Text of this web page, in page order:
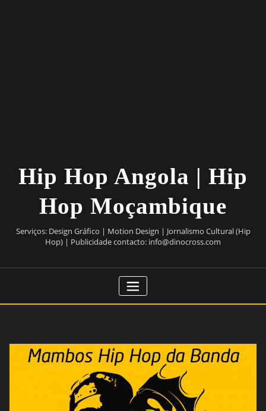
Hip Hop Angola | Hip
Hop Moçambique
Serviços: Design Gráfico | Motion Design | Jornalismo Cultural (Hip
Hop) | Publicidade contacto: info@dinocross.com